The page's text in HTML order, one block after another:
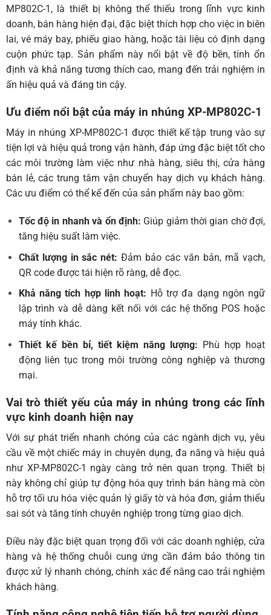
MP802C-1 , là thiết bị không thể thiếu trong lĩnh vực kinh
doanh, bán hàng hiện đại, đặc biệt thích hợp cho việc in biên
lai, vé máy bay, phiếu giao hàng, hoặc tài liệu có định dạng
cuộn phức tạp. Sản phẩm này nổi bật về độ bền, tính ổn
định và khả năng tương thích cao, mang đến trải nghiệm in
ấn hiệu quả và đáng tin cậy.
Ưu điểm nổi bật của máy in nhúng XP-MP802C-1
Máy in nhúng XP-MP802C-1 được thiết kế tập trung vào sự
tiện lợi và hiệu quả trong vận hành, đáp ứng đặc biệt tốt cho
các môi trường làm việc như nhà hàng, siêu thị, cửa hàng
bán lẻ, các trung tâm vận chuyển hay dịch vụ khách hàng.
Các ưu điểm có thể kể đến của sản phẩm này bao gồm:
Tốc độ in nhanh và ổn định: Giúp giảm thời gian chờ đợi,
tăng hiệu suất làm việc.
Chất lượng in sắc nét: Đảm bảo các văn bản, mã vạch,
QR code được tái hiện rõ ràng, dễ đọc.
Khả năng tích hợp linh hoạt: Hỗ trợ đa dạng ngôn ngữ
lập trình và dễ dàng kết nối với các hệ thống POS hoặc
máy tính khác.
Thiết kế bền bỉ, tiết kiệm năng lượng: Phù hợp hoạt
động liên tục trong môi trường công nghiệp và thương
mại.
Vai trò thiết yếu của máy in nhúng trong các lĩnh
vực kinh doanh hiện nay
Với sự phát triển nhanh chóng của các ngành dịch vụ, yêu
cầu về một chiếc máy in chuyên dụng, đa năng và hiệu quả
như XP-MP802C-1 ngày càng trở nên quan trọng. Thiết bị
này không chỉ giúp tự động hóa quy trình bán hàng mà còn
hỗ trợ tối ưu hóa việc quản lý giấy tờ và hóa đơn, giảm thiểu
sai sót và tăng tính chuyên nghiệp trong từng giao dịch.
Điều này đặc biệt quan trọng đối với các doanh nghiệp, cửa
hàng và hệ thống chuỗi cung ứng cần đảm bảo thông tin
được xử lý nhanh chóng, chính xác để nâng cao trải nghiệm
khách hàng.